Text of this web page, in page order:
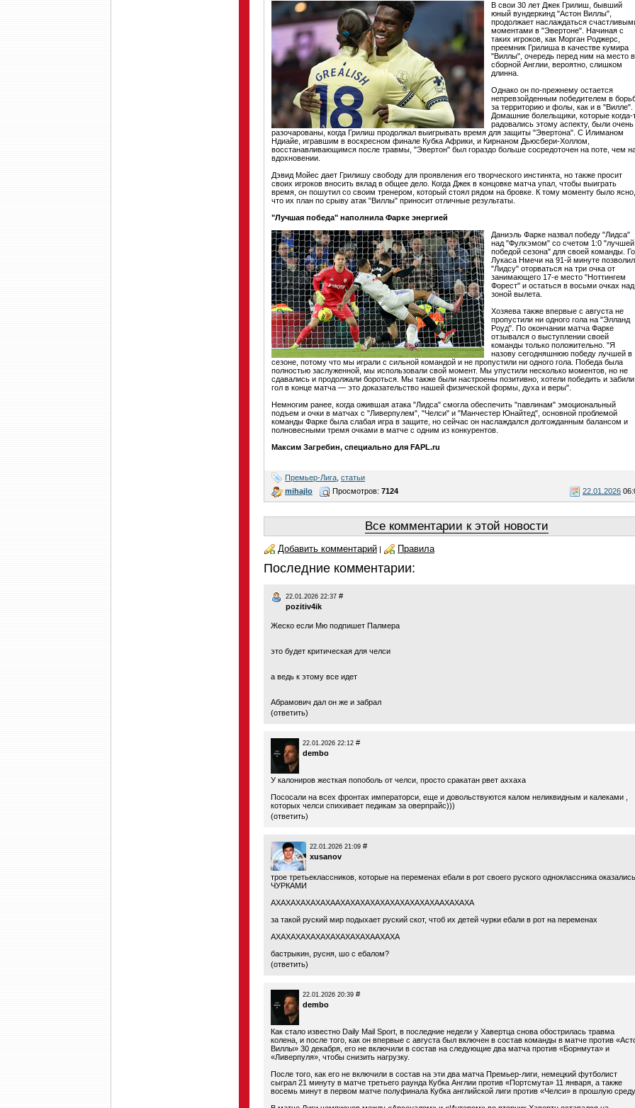
В свои 30 лет Джек Грилиш, бывший
юный вундеркинд "Астон Виллы",
продолжает наслаждаться
моментами в "Эвертоне". Начиная с
таких игроков, как Морган Роджерс,
преемник Грилиша в качестве кумира
"Виллы", очередь перед ним на место в
сборной Англии, вероятно, слишком
длинна.
Однако он по-прежнему остается
непревзойденным победителем в
за территорию и фолы, как и в "Вилле".
Домашние болельщики, которые когда-
радовались этому аспекту, были очень
разочарованы, когда Грилиш продолжал выигрывать время для защиты "Эвертона". С Илиманом
Ндиайе, игравшим в воскресном финале Кубка Африки, и Кирнаном Дьюсбери-Холлом,
восстанавливающимся после травмы, "Эвертон" был гораздо больше сосредоточен на поте, чем
вдохновении.
Дэвид Мойес дает Грилишу свободу для проявления его творческого инстинкта, но также просит
своих игроков вносить вклад в общее дело. Когда Джек в концовке матча упал, чтобы выиграть
время, он пошутил со своим тренером, который стоял рядом на бровке. К тому моменту было ясно,
что их план по срыву атак "Виллы" приносит отличные результаты.
"Лучшая победа" наполнила Фарке энергией
Даниэль Фарке назвал победу "Лидса"
над "Фулхэмом" со счетом 1:0 "лучшей
победой сезона" для своей команды.
Лукаса Нмечи на 91-й минуте позволил
"Лидсу" оторваться на три очка от
занимающего 17-е место "Ноттингем
Форест" и остаться в восьми очках над
зоной вылета.
Хозяева также впервые с августа не
пропустили ни одного гола на "Элланд
Роуд". По окончании матча Фарке
отзывался о выступлении своей
команды только положительно. "Я
назову сегодняшнюю победу лучшей в
сезоне, потому что мы играли с сильной командой и не пропустили ни одного гола. Победа была
полностью заслуженной, мы использовали свой момент. Мы упустили несколько моментов, но не
сдавались и продолжали бороться. Мы также были настроены позитивно, хотели победить и забили
гол в конце матча — это доказательство нашей физической формы, духа и веры".
Немногим ранее, когда ожившая атака "Лидса" смогла обеспечить "павлинам" эмоциональный
подъем и очки в матчах с "Ливерпулем", "Челси" и "Манчестер Юнайтед", основной проблемой
команды Фарке была слабая игра в защите, но сейчас он наслаждался долгожданным балансом и
полновесными тремя очками в матче с одним из конкурентов.
Максим Загребин, специально для FAPL.ru
Премьер-Лига статьи
mihajlo
22.01.2026
Просмотров: 7124
Все комментарии к этой новости
Добавить комментарий | Правила
Последние комментарии:
22.01.2026 22:37 #
pozitiv4ik
Жеско если Мю подпишет Палмера
это будет критическая для челси
а ведь к этому все идет
Абрамович дал он же и забрал
(ответить)
22.01.2026 22:12 #
dembo
У калониров жесткая попоболь от челси, просто сракатан рвет аххаха
Пососали на всех фронтах императорси, еще и довольствуются калом неликвидным и калеками ,
которых челси спихивает педикам за оверпрайс)))
(ответить)
22.01.2026 21:09 #
xusanov
трое третьеклассников, которые на переменах ебали в рот своего руского одноклассника оказались
ЧУРКАМИ
АХАХАХАХАХАХААХАХАХАХАХАХАХАХАХАХААХАХАХА
за такой руский мир подыхает руский скот, чтоб их детей чурки ебали в рот на переменах
АХАХАХАХАХАХАХАХАХАХААХАХА
бастрыкин, русня, шо с ебалом?
(ответить)
22.01.2026 20:39 #
dembo
Как стало известно Daily Mail Sport, в последние недели у Хавертца снова обострилась травма
колена, и после того, как он впервые с августа был включен в состав команды в матче против
Виллы» 30 декабря, его не включили в состав на следующие два матча против «Борнмута» и
«Ливерпуля», чтобы снизить нагрузку.
После того, как его не включили в состав на эти два матча Премьер-лиги, немецкий футболист
сыграл 21 минуту в матче третьего раунда Кубка Англии против «Портсмута» 11 января, а также
восемь минут в первом матче полуфинала Кубка английской лиги против «Челси» в прошлую